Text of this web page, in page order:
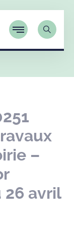
–
26 avril